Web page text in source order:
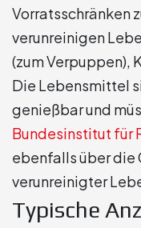
Vorratsschränken
verunreinigen
(zum Verpuppen),
Die Lebensmittel
genießbar und
Bundesinstitut für
ebenfalls über die
verunreinigter
Typische